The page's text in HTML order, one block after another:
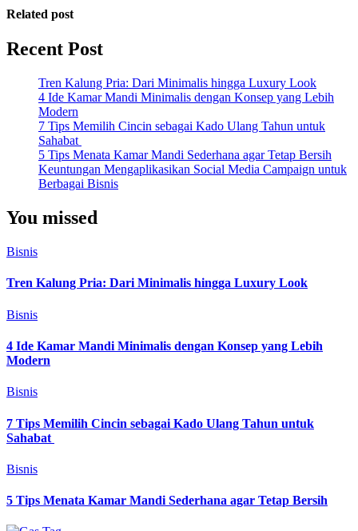
Related post
Recent Post
Tren Kalung Pria: Dari Minimalis hingga Luxury Look
4 Ide Kamar Mandi Minimalis dengan Konsep yang Lebih
Modern
7 Tips Memilih Cincin sebagai Kado Ulang Tahun untuk
Sahabat
5 Tips Menata Kamar Mandi Sederhana agar Tetap Bersih
Keuntungan Mengaplikasikan Social Media Campaign untuk
Berbagai Bisnis
You missed
Bisnis
Tren Kalung Pria: Dari Minimalis hingga Luxury Look
Bisnis
4 Ide Kamar Mandi Minimalis dengan Konsep yang Lebih
Modern
Bisnis
7 Tips Memilih Cincin sebagai Kado Ulang Tahun untuk
Sahabat
Bisnis
5 Tips Menata Kamar Mandi Sederhana agar Tetap Bersih